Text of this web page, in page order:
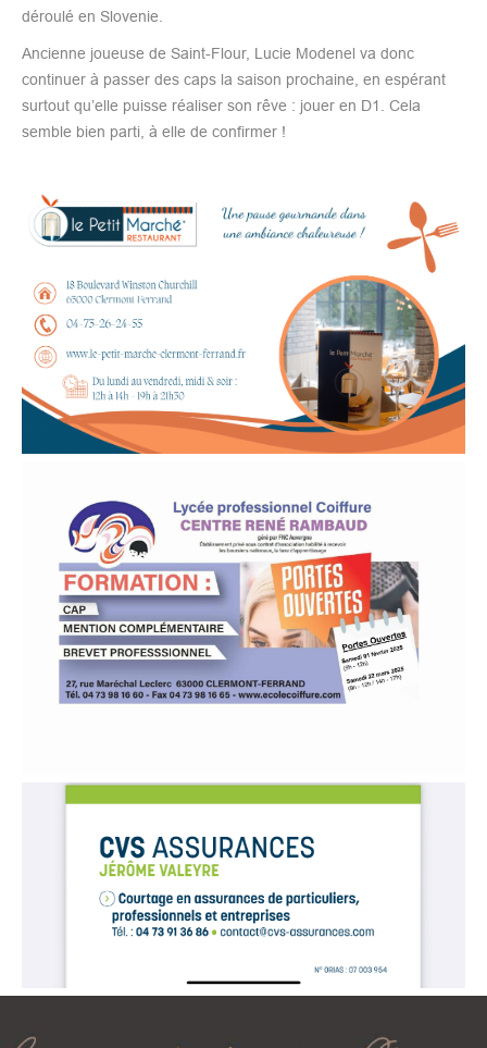
déroulé en Slovenie.
Ancienne joueuse de Saint-Flour, Lucie Modenel va donc
continuer à passer des caps la saison prochaine, en espérant
surtout qu’elle puisse réaliser son rêve : jouer en D1. Cela
semble bien parti, à elle de confirmer !